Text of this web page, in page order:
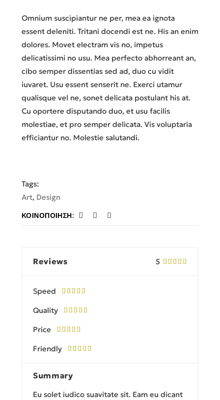
Omnium suscipiantur ne per, mea ea ignota
essent deleniti. Tritani docendi est ne. His an enim
dolores. Movet electram vis no, impetus
delicatissimi no usu. Mea perfecto abhorreant an,
cibo semper dissentias sed ad, duo cu vidit
iuvaret. Usu essent senserit ne. Exerci utamur
qualisque vel ne, sonet delicata postulant his at.
Cu oportere disputando duo, et usu facilis
molestiae, et pro semper delicata. Vis voluptaria
efficiantur no. Molestie salutandi.
Tags:
Art, Design
ΚΟΙΝΟΠΟΊΗΣΗ:
Reviews 5
Speed
Quality
Price
Friendly
Summary
Eu solet iudico suavitate sit. Eam eu dicant